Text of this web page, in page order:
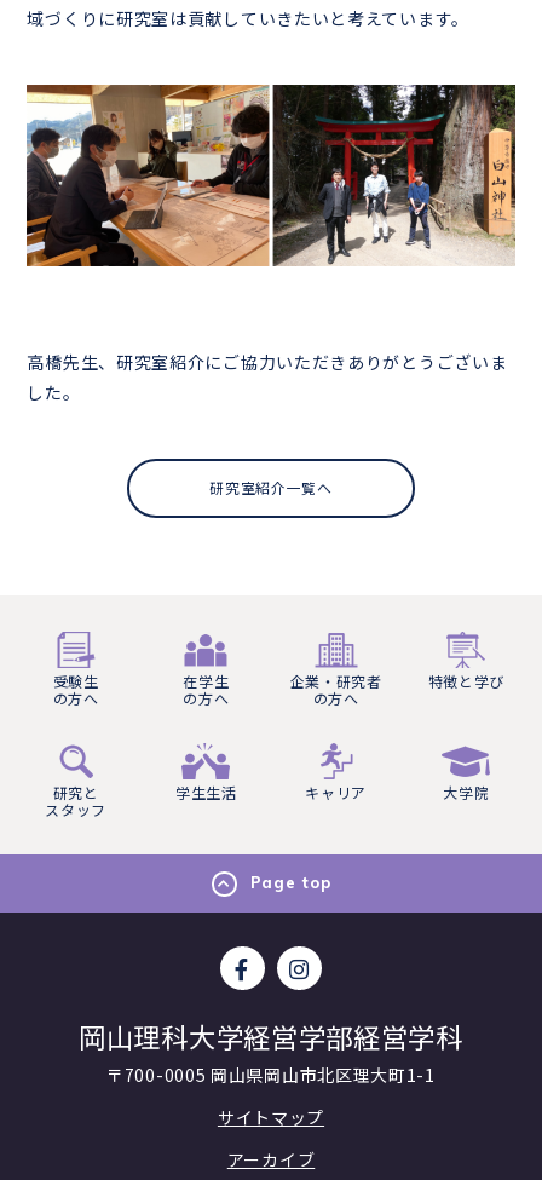
域づくりに研究室は貢献していきたいと考えています。
高橋先生、研究室紹介にご協力いただきありがとうございま
した。
研究室紹介一覧へ
受験生
の方へ
在学生
の方へ
企業・研究者
の方へ
特徴と学び
研究と
スタッフ
学生生活 キャリア 大学院
Page top
岡山理科大学経営学部経営学科
〒700-0005 岡山県岡山市北区理大町1-1
サイトマップ
アーカイブ